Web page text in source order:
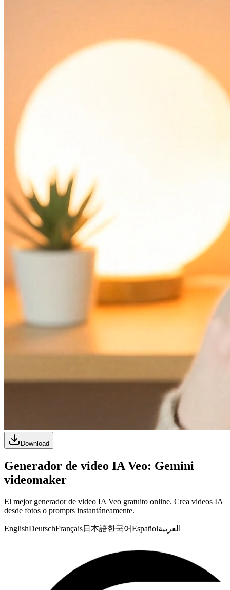
Download
Generador de video IA Veo: Gemini
videomaker
El mejor generador de video IA Veo gratuito online. Crea videos IA
desde fotos o prompts instantáneamente.
EnglishDeutschFrançais日本語한국어Españolالعربية